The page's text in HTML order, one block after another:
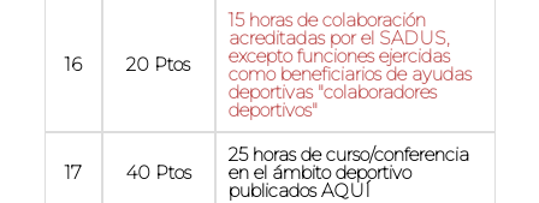
16 20 Ptos
15 horas de colaboración
acreditadas por el SADUS,
excepto funciones ejercidas
como beneficiarios de ayudas
deportivas "colaboradores
deportivos"
17 40 Ptos
25 horas de curso/conferencia
en el ámbito deportivo
publicados AQUÍ